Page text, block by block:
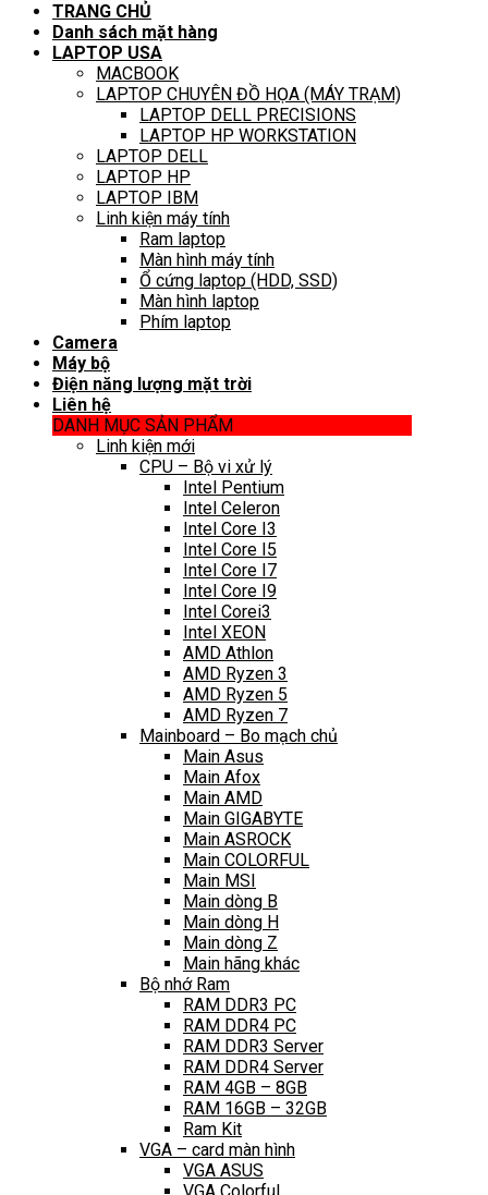
TRANG CHỦ
Danh sách mặt hàng
LAPTOP USA
MACBOOK
LAPTOP CHUYÊN ĐỒ HỌA (MÁY TRẠM)
LAPTOP DELL PRECISIONS
LAPTOP HP WORKSTATION
LAPTOP DELL
LAPTOP HP
LAPTOP IBM
Linh kiện máy tính
Ram laptop
Màn hình máy tính
Ổ cứng laptop (HDD, SSD)
Màn hình laptop
Phím laptop
Camera
Máy bộ
Điện năng lượng mặt trời
Liên hệ
DANH MỤC SẢN PHẨM
Linh kiện mới
CPU – Bộ vi xử lý
Intel Pentium
Intel Celeron
Intel Core I3
Intel Core I5
Intel Core I7
Intel Core I9
Intel Corei3
Intel XEON
AMD Athlon
AMD Ryzen 3
AMD Ryzen 5
AMD Ryzen 7
Mainboard – Bo mạch chủ
Main Asus
Main Afox
Main AMD
Main GIGABYTE
Main ASROCK
Main COLORFUL
Main MSI
Main dòng B
Main dòng H
Main dòng Z
Main hãng khác
Bộ nhớ Ram
RAM DDR3 PC
RAM DDR4 PC
RAM DDR3 Server
RAM DDR4 Server
RAM 4GB – 8GB
RAM 16GB – 32GB
Ram Kit
VGA – card màn hình
VGA ASUS